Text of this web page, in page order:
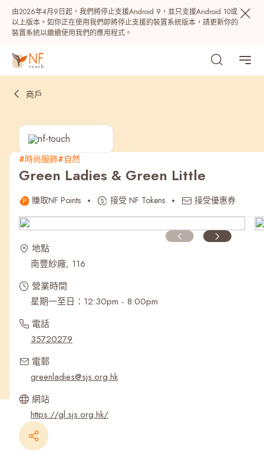
由2026年4月9日起，我們將停止支援Android 9，並只支援Android 10或
以上版本。如你正在使用我們即將停止支援的裝置系統版本，請更新你的
裝置系統以繼續使用我們的應用程式。
熱門
最近搜尋紀錄
商戶
#時尚服飾#自然
Green Ladies & Green Little
賺取NF Points 接受 NF Tokens 接受優惠券
地點
南豐紗廠, 116
營業時間
星期一至日：12:30pm - 8:00pm
電話
35720279
電郵
greenladies@sjs.org.hk
網站
https://gl.sjs.org.hk/